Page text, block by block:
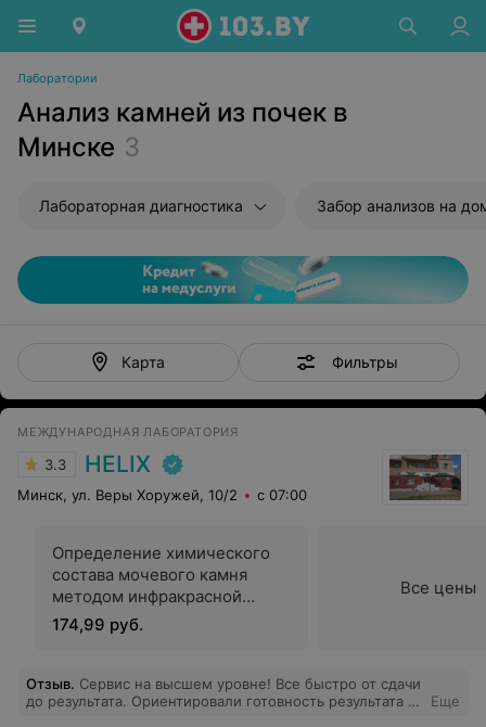
Лаборатории
Анализ камней из почек в
Минске 3
Лабораторная диагностика Забор анализов на
Карта Фильтры
МЕЖДУНАРОДНАЯ ЛАБОРАТОРИЯ
3.3 HELIX
Минск, ул. Веры Хоружей, 10/2 с 07:00
Определение химического
состава мочевого камня
методом инфракрасной
спектроскопии
174,99 руб.
Все цены
Отзыв. Сервис на высшем уровне! Все быстро от сдачи
до результата. Ориентировали готовность результата в
Еще